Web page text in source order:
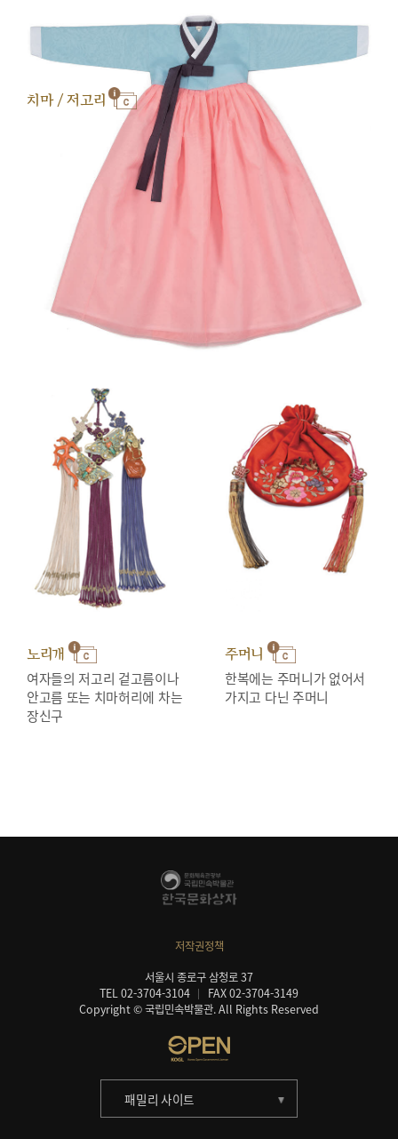
치마 / 저고리
노리개
여자들의 저고리 겉고름이나
안고름 또는 치마허리에 차는
장신구
주머니
한복에는 주머니가 없어서
가지고 다닌 주머니
저작권정책
서울시 종로구 삼청로 37
TEL 02-3704-3104
FAX 02-3704-3149
Copyright © 국립민속박물관. All Rights Reserved
패밀리 사이트